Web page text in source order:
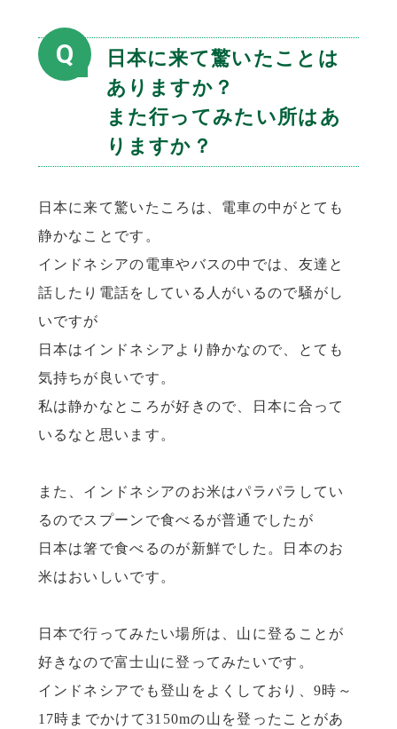
Q
日本に来て驚いたことは
ありますか？
また行ってみたい所はあ
りますか？
日本に来て驚いたころは、電車の中がとても
静かなことです。
インドネシアの電車やバスの中では、友達と
話したり電話をしている人がいるので騒がし
いですが
日本はインドネシアより静かなので、とても
気持ちが良いです。
私は静かなところが好きので、日本に合って
いるなと思います。
また、インドネシアのお米はパラパラしてい
るのでスプーンで食べるが普通でしたが
日本は箸で食べるのが新鮮でした。日本のお
米はおいしいです。
日本で行ってみたい場所は、山に登ることが
好きなので富士山に登ってみたいです。
インドネシアでも登山をよくしており、9時～
17時までかけて3150mの山を登ったことがあ